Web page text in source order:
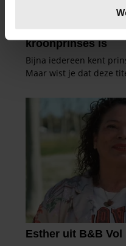
verwerkt en stel uw
intrekken in de
We gebruiken cookies
en om ons
informatie over uw
partners voor social
partners kunnen deze
informatie die u aan ze
verzameld op basis van
gaat akkoord met onze
gebruiken.